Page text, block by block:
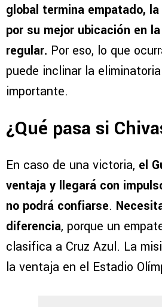
global termina empatado,
por su mejor ubicación en
regular. Por eso, lo que
puede inclinar la
importante.
¿Qué pasa si
En caso de una victoria, el
ventaja y llegará con
no podrá confiarse.
diferencia, porque un
clasifica a Cruz Azul. La
la ventaja en el Estadio